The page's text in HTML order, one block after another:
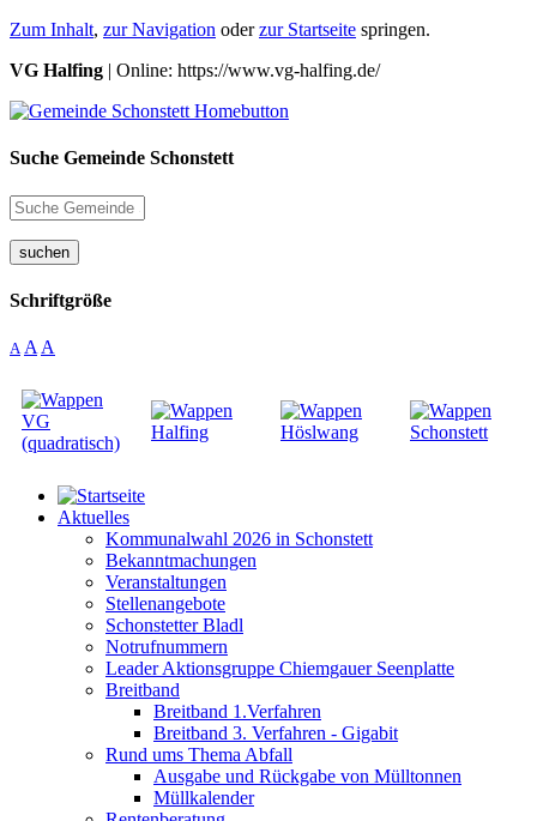
Zum Inhalt, zur Navigation oderzur Startseite springen.
VG Halfing | Online: https://www.vg-halfing.de/
Suche Gemeinde Schonstett
suchen
Schriftgröße
A A A
Aktuelles
Kommunalwahl 2026 in Schonstett
Bekanntmachungen
Veranstaltungen
Stellenangebote
Schonstetter Bladl
Notrufnummern
Leader Aktionsgruppe Chiemgauer Seenplatte
Breitband
Breitband 1.Verfahren
Breitband 3. Verfahren - Gigabit
Rund ums Thema Abfall
Ausgabe und Rückgabe von Mülltonnen
Müllkalender